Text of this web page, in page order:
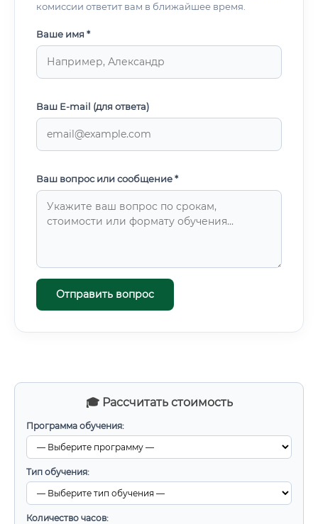
🎓 Рассчитать стоимость
Программа обучения:
Тип обучения:
Количество часов:
комиссии ответит вам в ближайшее время.
Ваше имя *
Ваш E-mail (для ответа)
Ваш вопрос или сообщение *
Отправить вопрос